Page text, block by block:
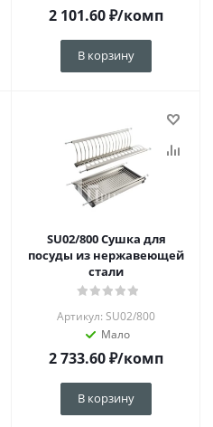
2 101.60₽/комп
В корзину
SU02/800 Сушка для
посуды из нержавеющей
стали
Артикул: SU02/800
Мало
2 733.60₽/комп
В корзину